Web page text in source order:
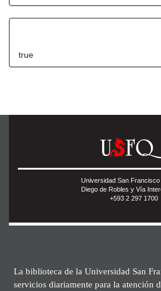
true
Universidad San Francisco
Diego de Robles y Vía
+593 2 297 1700
La biblioteca de la Universidad San
servicios diariamente para la atención